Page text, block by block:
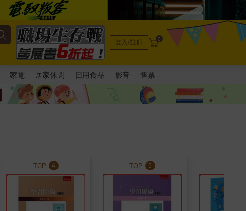
登入/註冊 0
家電 居家休閒 日用食品 影音 售票
TOP 4 TOP 5